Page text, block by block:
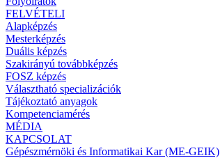
FELVÉTELI
Alapképzés
Mesterképzés
Duális képzés
Szakirányú továbbképzés
FOSZ képzés
Választható specializációk
Tájékoztató anyagok
Kompetenciamérés
MÉDIA
KAPCSOLAT
Gépészmérnöki és Informatikai Kar (ME-GEIK)